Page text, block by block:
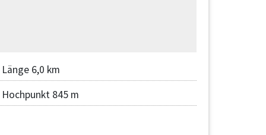
Länge 6,0 km
Hochpunkt 845 m